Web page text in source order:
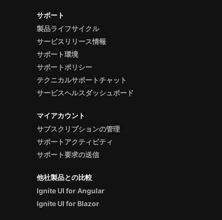
サポート
製品ライフサイクル
サービスリリース情報
サポート環境
サポートポリシー
テクニカルサポートチャット
サービスヘルスダッシュボード
マイアカウント
サブスクリプションの管理
サポートアクティビティ
サポート要求の送信
他社製品との比較
Ignite UI for Angular
Ignite UI for Blazor